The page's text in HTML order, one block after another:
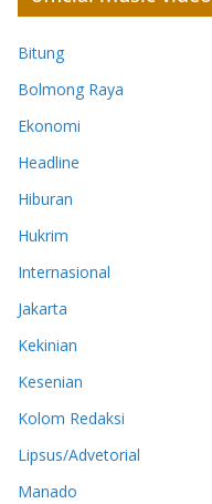
Bitung
Bolmong Raya
Ekonomi
Headline
Hiburan
Hukrim
Internasional
Jakarta
Kekinian
Kesenian
Kolom Redaksi
Lipsus/Advetorial
Manado